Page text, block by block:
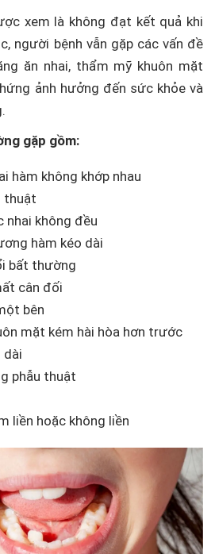
xem là không đạt kết quả khi
người bệnh vẫn gặp các vấn đề
ăn nhai, thẩm mỹ khuôn mặt
ảnh hưởng đến sức khỏe và
gặp gồm:
hàm không khớp nhau
thuật
nhai không đều
hàm kéo dài
bất thường
cân đối
bên
mặt kém hài hòa hơn trước
dài
phẫu thuật
liền hoặc không liền